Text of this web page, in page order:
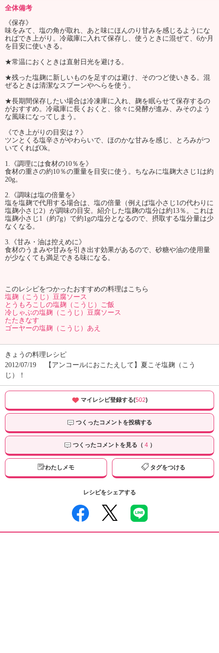
全体備考
《保存》
味をみて、塩の角が取れ、あと味にほんのり甘みを感じるようにな
ればでき上がり。冷蔵庫に入れて保存し、使うときに混ぜて、6か月
を目安に使いきる。
★常温におくときは直射日光を避ける。
★残った塩麹に新しいものを足すのは避け、そのつど使いきる。混
ぜるときは清潔なスプーンやへらを使う。
★長期間保存したい場合は冷凍庫に入れ、麹を眠らせて保存するの
がおすすめ。冷蔵庫に長くおくと、徐々に発酵が進み、みそのよう
な風味になってしまう。
《でき上がりの目安は？》
ツンとくる塩辛さがやわらいで、ほのかな甘みを感じ、とろみがつ
いてくればOk。
1.《調理には食材の10％を》
食材の重さの約10％の重量を目安に使う。ちなみに塩麹大さじ1は約
20g。
2.《調味は塩の倍量を》
塩を塩麹で代用する場合は、塩の倍量（例えば塩小さじ1の代わりに
塩麹小さじ2）が調味の目安。紹介した塩麹の塩分は約13％。これは
塩麹小さじ1（約7g）で約1gの塩分となるので、摂取する塩分量は少
なくなる。
3.《甘み・油は控えめに》
食材のうまみや甘みを引き出す効果があるので、砂糖や油の使用量
が少なくても満足できる味になる。
このレシピをつかったおすすめの料理はこちら
塩麹（こうじ）豆腐ソース
とうもろこしの塩麹（こうじ）ご飯
冷しゃぶの塩麹（こうじ）豆腐ソース
たたきなす
ゴーヤーの塩麹（こうじ）あえ
きょうの料理レシピ
2012/07/19
【アンコールにおこたえして】夏こそ塩麹（こう
じ）！
マイレシピ登録する(502)
つくったコメントを投稿する
つくったコメントを見る（ 4）
わたしメモ タグをつける
レシピをシェアする